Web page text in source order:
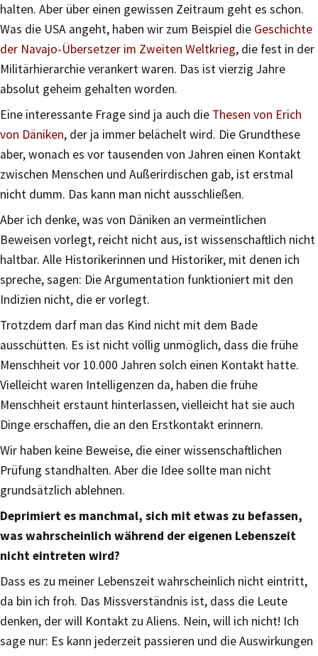
halten. Aber über einen gewissen Zeitraum geht es schon.
Was die USA angeht, haben wir zum Beispiel die Geschichte
der Navajo-Übersetzer im Zweiten Weltkrieg, die fest in der
Militärhierarchie verankert waren. Das ist vierzig Jahre
absolut geheim gehalten worden.
Eine interessante Frage sind ja auch die Thesen von Erich
von Däniken, der ja immer belächelt wird. Die Grundthese
aber, wonach es vor tausenden von Jahren einen Kontakt
zwischen Menschen und Außerirdischen gab, ist erstmal
nicht dumm. Das kann man nicht ausschließen.
Aber ich denke, was von Däniken an vermeintlichen
Beweisen vorlegt, reicht nicht aus, ist wissenschaftlich nicht
haltbar. Alle Historikerinnen und Historiker, mit denen ich
spreche, sagen: Die Argumentation funktioniert mit den
Indizien nicht, die er vorlegt.
Trotzdem darf man das Kind nicht mit dem Bade
ausschütten. Es ist nicht völlig unmöglich, dass die frühe
Menschheit vor 10.000 Jahren solch einen Kontakt hatte.
Vielleicht waren Intelligenzen da, haben die frühe
Menschheit erstaunt hinterlassen, vielleicht hat sie auch
Dinge erschaffen, die an den Erstkontakt erinnern.
Wir haben keine Beweise, die einer wissenschaftlichen
Prüfung standhalten. Aber die Idee sollte man nicht
grundsätzlich ablehnen.
Deprimiert es manchmal, sich mit etwas zu befassen,
was wahrscheinlich während der eigenen Lebenszeit
nicht eintreten wird?
Dass es zu meiner Lebenszeit wahrscheinlich nicht eintritt,
da bin ich froh. Das Missverständnis ist, dass die Leute
denken, der will Kontakt zu Aliens. Nein, will ich nicht! Ich
sage nur: Es kann jederzeit passieren und die Auswirkungen